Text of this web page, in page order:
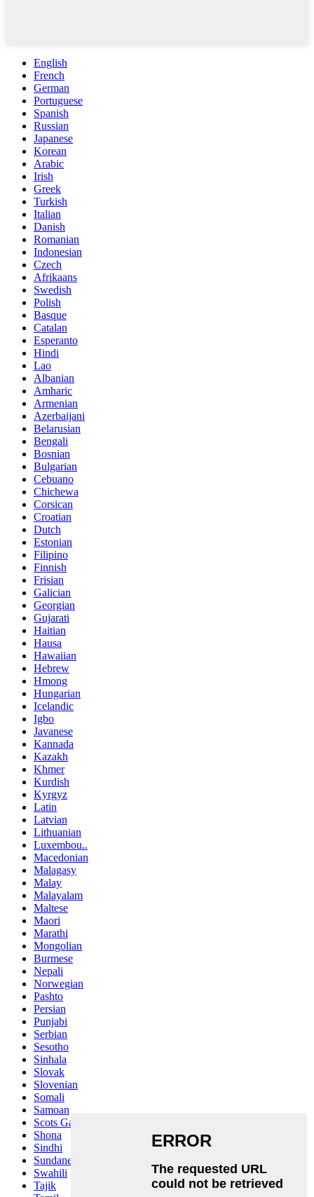
English
French
German
Portuguese
Spanish
Russian
Japanese
Korean
Arabic
Irish
Greek
Turkish
Italian
Danish
Romanian
Indonesian
Czech
Afrikaans
Swedish
Polish
Basque
Catalan
Esperanto
Hindi
Lao
Albanian
Amharic
Armenian
Azerbaijani
Belarusian
Bengali
Bosnian
Bulgarian
Cebuano
Chichewa
Corsican
Croatian
Dutch
Estonian
Filipino
Finnish
Frisian
Galician
Georgian
Gujarati
Haitian
Hausa
Hawaiian
Hebrew
Hmong
Hungarian
Icelandic
Igbo
Javanese
Kannada
Kazakh
Khmer
Kurdish
Kyrgyz
Latin
Latvian
Lithuanian
Luxembou..
Macedonian
Malagasy
Malay
Malayalam
Maltese
Maori
Marathi
Mongolian
Burmese
Nepali
Norwegian
Pashto
Persian
Punjabi
Serbian
Sesotho
Sinhala
Slovak
Slovenian
Somali
Samoan
Scots Gaelic
Shona
Sindhi
Sundanese
Swahili
Tajik